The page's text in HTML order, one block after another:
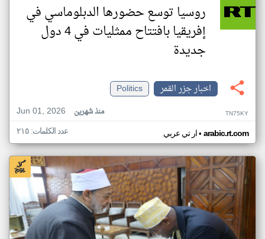
روسيا توسع حضورها الدبلوماسي في
إفريقيا بافتتاح ممثليات في 4 دول
جديدة
اخبار جزر القمر
Politics
Jun 01, 2026
منذ شهرين TN75KY
ار تي عربي• arabic.rt.com عدد الكلمات: ٢١٥